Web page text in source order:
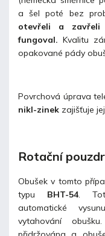
a šel poté bez
otevřeli a zavřeli
fungoval. Kvalitu
opakované pády
Povrchová úprava
nikl-zinek zajišťuje
Rotační
Obušek v tomto
typu BHT-54.
automatické
vytahování